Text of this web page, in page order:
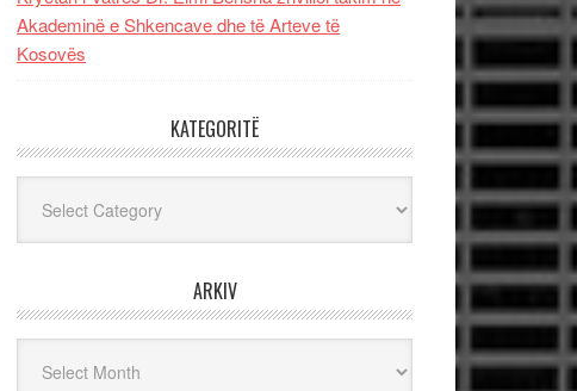
Akademinë e Shkencave dhe të Arteve të
Kosovës
KATEGORITË
ARKIV